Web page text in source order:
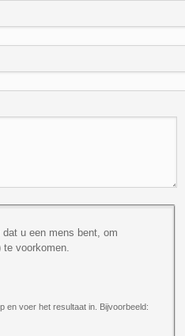
u een mens bent, om
voorkomen.
en voer het resultaat in. Bijvoorbeeld: